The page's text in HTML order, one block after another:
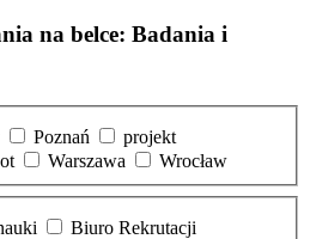
na belce: Badania i
Poznań
projekt
Warszawa
Wrocław
Biuro Rekrutacji